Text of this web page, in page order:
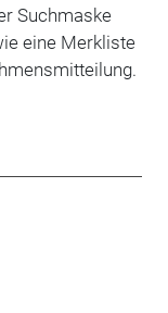
Suchmaske
eine Merkliste